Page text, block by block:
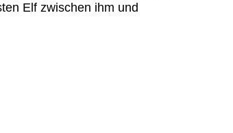
Elf zwischen ihm und